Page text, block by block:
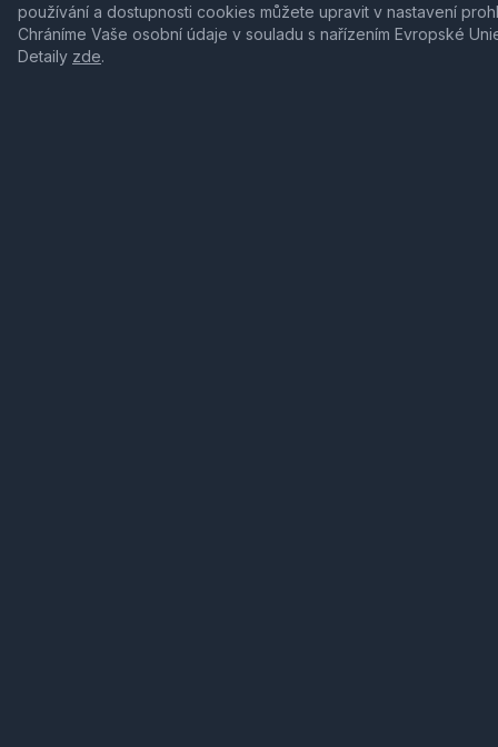
používání a dostupnosti cookies můžete upravit v nastavení
Chráníme Vaše osobní údaje v souladu s nařízením Evropské
Detaily zde.